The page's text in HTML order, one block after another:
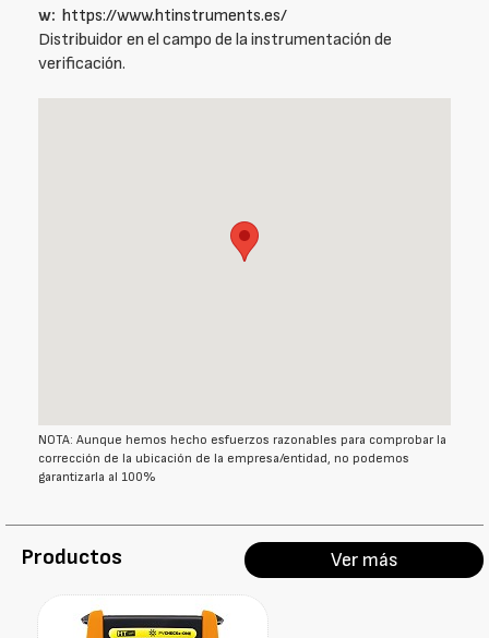
w: https://www.htinstruments.es/
Distribuidor en el campo de la instrumentación de
verificación.
NOTA: Aunque hemos hecho esfuerzos razonables para comprobar la
corrección de la ubicación de la empresa/entidad, no podemos
garantizarla al 100%
Productos Ver más